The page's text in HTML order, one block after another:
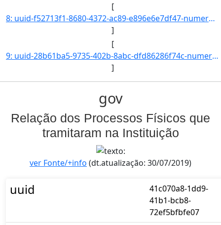
[
8: uuid-f52713f1-8680-4372-ac89-e896e6e7df47-numero-23326.000001.2019-03-interessado.nome-COORDENACAO_D]
]
[
9: uuid-28b61ba5-9735-402b-8abc-dfd86286f74c-numero-23325.000006.2019-38-interessado.nome-Caline_Castro]
]
gov
Relação dos Processos Físicos que
tramitaram na Instituição
ver Fonte/+info (dt.atualização: 30/07/2019)
uuid
41c070a8-1dd9-
41b1-bcb8-
72ef5bfbfe07